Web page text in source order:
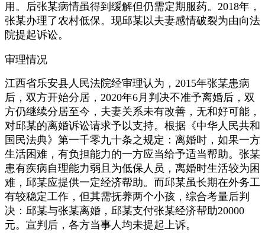
用。后张某病情虽得到缓解但仍需定期服药。2018年，
张某办理了农村低保。现邱某以夫妻感情破裂为由向法
院提起诉讼。
审理情况
江西省乐安县人民法院经审理认为，2015年张某患病
后，双方开始分居，2020年6月判决不准予离婚后，双
方仍继续分居至今，夫妻关系未有改善，无和好可能，
对邱某的离婚诉讼请求予以支持。根据《中华人民共和
国民法典》第一千零九十条之规定：离婚时，如果一方
生活困难，有负担能力的一方应当给予适当帮助。张某
患有疾病自理能力弱且为低保人员，离婚时生活较为困
难，邱某应提供一定经济帮助。而邱某虽长期在外务工
有较稳定工作，但其需抚养两个小孩，综合考量后判
决：邱某与张某离婚，邱某支付张某经济帮助20000
元。宣判后，各方当事人均未提起上诉。